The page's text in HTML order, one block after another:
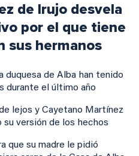
de Irujo desvela
por el que tiene
sus hermanos
duquesa de Alba han tenido
durante el último año
lejos y Cayetano Martínez
su versión de los hechos
que su madre le pidió